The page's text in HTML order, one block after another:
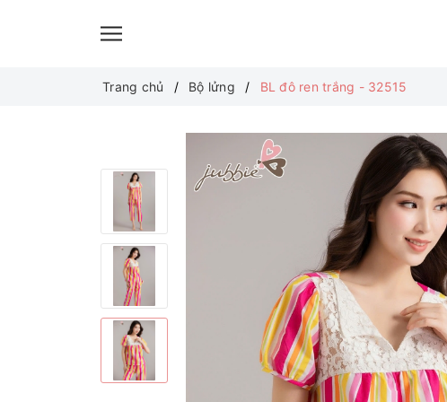
Trang chủ Bộ lửng BL đô ren trắng - 32515